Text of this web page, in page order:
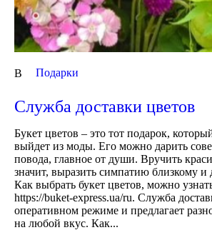
В Подарки
Служба доставки цветов
Букет цветов – это тот подарок,
выйдет из моды. Его можно дарить
повода, главное от души. Вручить
значит, выразить симпатию близкому и
Как выбрать букет цветов, можно
https://buket-express.ua/ru. Служба
оперативном режиме и предлагает
на любой вкус. Как...